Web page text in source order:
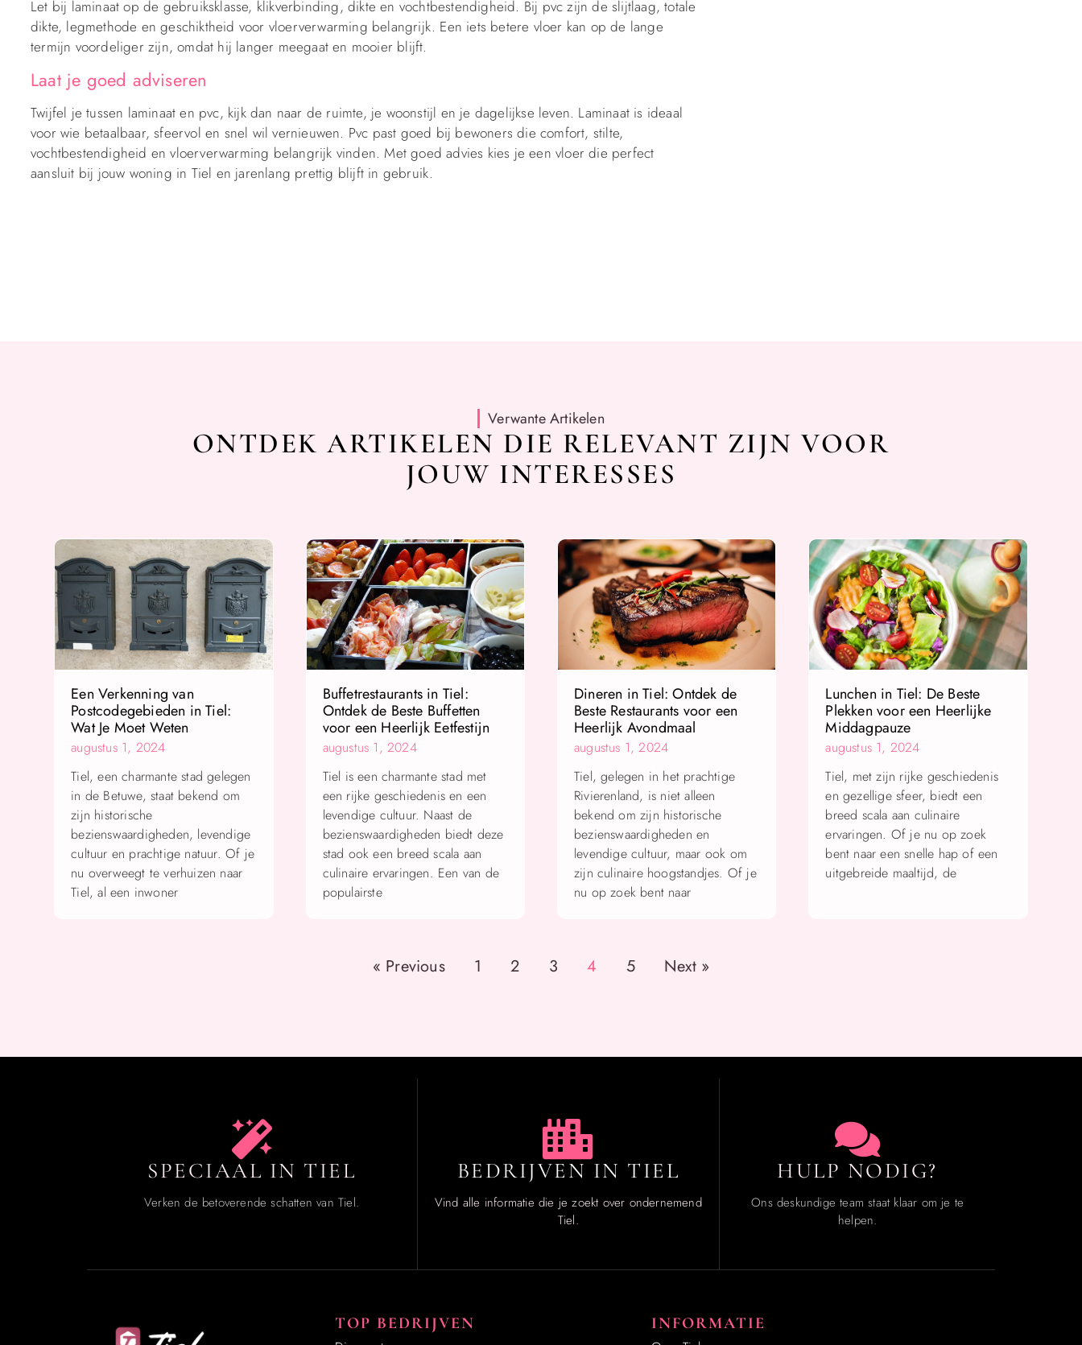
Let bij laminaat op de gebruiksklasse, klikverbinding, dikte en vochtbestendigheid. Bij pvc zijn de slijtlaag, totale
dikte, legmethode en geschiktheid voor vloerverwarming belangrijk. Een iets betere vloer kan op de lange
termijn voordeliger zijn, omdat hij langer meegaat en mooier blijft.
Laat je goed adviseren
Twijfel je tussen laminaat en pvc, kijk dan naar de ruimte, je woonstijl en je dagelijkse leven. Laminaat is ideaal
voor wie betaalbaar, sfeervol en snel wil vernieuwen. Pvc past goed bij bewoners die comfort, stilte,
vochtbestendigheid en vloerverwarming belangrijk vinden. Met goed advies kies je een vloer die perfect
aansluit bij jouw woning in Tiel en jarenlang prettig blijft in gebruik.
Verwante Artikelen
ONTDEK ARTIKELEN DIE RELEVANT ZIJN VOOR
JOUW INTERESSES
Een Verkenning van
Postcodegebieden in Tiel:
Wat Je Moet Weten
augustus 1, 2024
Tiel, een charmante stad gelegen
in de Betuwe, staat bekend om
zijn historische
bezienswaardigheden, levendige
cultuur en prachtige natuur. Of je
nu overweegt te verhuizen naar
Tiel, al een inwoner
Buffetrestaurants in Tiel:
Ontdek de Beste Buffetten
voor een Heerlijk Eetfestijn
augustus 1, 2024
Tiel is een charmante stad met
een rijke geschiedenis en een
levendige cultuur. Naast de
bezienswaardigheden biedt deze
stad ook een breed scala aan
culinaire ervaringen. Een van de
populairste
Dineren in Tiel: Ontdek de
Beste Restaurants voor een
Heerlijk Avondmaal
augustus 1, 2024
Tiel, gelegen in het prachtige
Rivierenland, is niet alleen
bekend om zijn historische
bezienswaardigheden en
levendige cultuur, maar ook om
zijn culinaire hoogstandjes. Of je
nu op zoek bent naar
Lunchen in Tiel: De Beste
Plekken voor een Heerlijke
Middagpauze
augustus 1, 2024
Tiel, met zijn rijke geschiedenis
en gezellige sfeer, biedt een
breed scala aan culinaire
ervaringen. Of je nu op zoek
bent naar een snelle hap of een
uitgebreide maaltijd, de
« Previous 1 2 3 4 5 Next »
SPECIAAL IN TIEL
Verken de betoverende schatten van Tiel.
BEDRIJVEN IN TIEL
Vind alle informatie die je zoekt over ondernemend
Tiel.
HULP NODIG?
Ons deskundige team staat klaar om je te
helpen.
INFORMATIE
TOP BEDRIJVEN